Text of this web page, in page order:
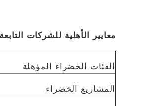
معايير الأهلية للشركات
الفئات الخضراء المؤهلة
المشاريع الخضراء